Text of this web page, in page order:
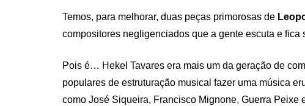
Temos, para melhorar, duas peças primorosas de
compositores negligenciados que a gente escuta e fica
Pois é… Hekel Tavares era mais um da geração de
populares de estruturação musical fazer uma música
como José Siqueira, Francisco Mignone, Guerra